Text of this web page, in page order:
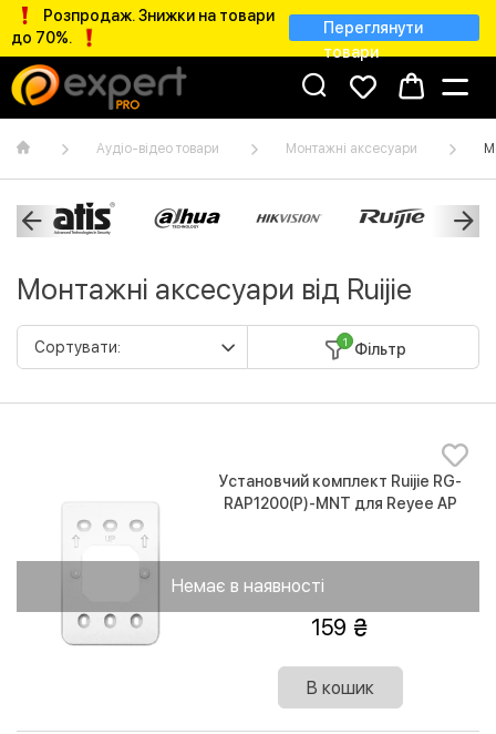
Розпродаж. Знижки на товари
до 70%.
Переглянути
товари
Аудіо-відео товари Монтажні аксесуари
Монтажні аксесуари від Ruijie
1 Фільтр
Немає в наявності
Установчий комплект Ruijie RG-
RAP1200(P)-MNT для Reyee AP
159
В кошик